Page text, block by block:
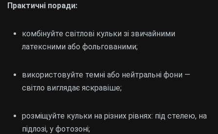
Практичні поради:
комбінуйте світлові кульки зі звичайними
латексними або фольгованими;
використовуйте темні або нейтральні фони —
світло виглядає яскравіше;
розміщуйте кульки на різних рівнях: під стелею, на
підлозі, у фотозоні;